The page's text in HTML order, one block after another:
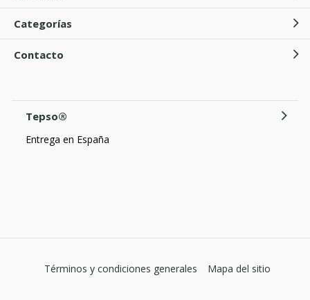
Categorías
Contacto
Tepso®
Entrega en España
Términos y condiciones generales Mapa del sitio